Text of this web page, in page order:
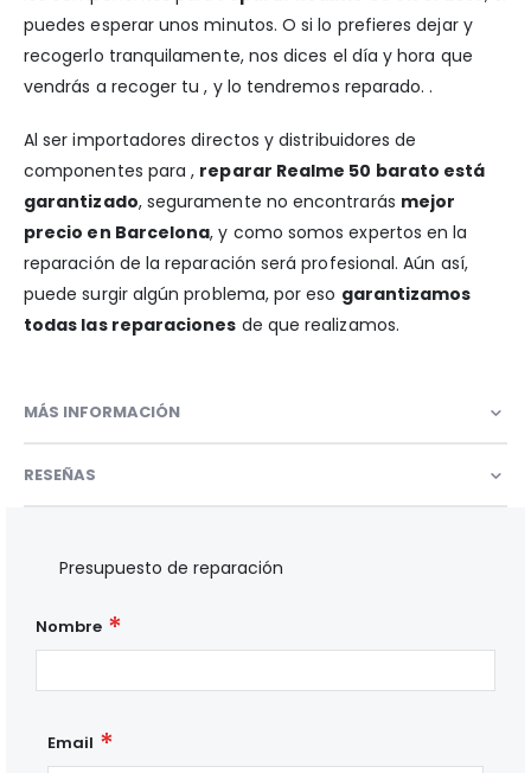
puedes esperar unos minutos. O si lo prefieres dejar y
recogerlo tranquilamente, nos dices el día y hora que
vendrás a recoger tu , y lo tendremos reparado. .
Al ser importadores directos y distribuidores de
componentes para , reparar Realme 50 barato está
garantizado, seguramente no encontrarás mejor
precio en Barcelona, y como somos expertos en la
reparación de la reparación será profesional. Aún así,
puede surgir algún problema, por eso garantizamos
todas las reparaciones de que realizamos.
MÁS INFORMACIÓN
RESEÑAS
Presupuesto de reparación
Nombre
Email